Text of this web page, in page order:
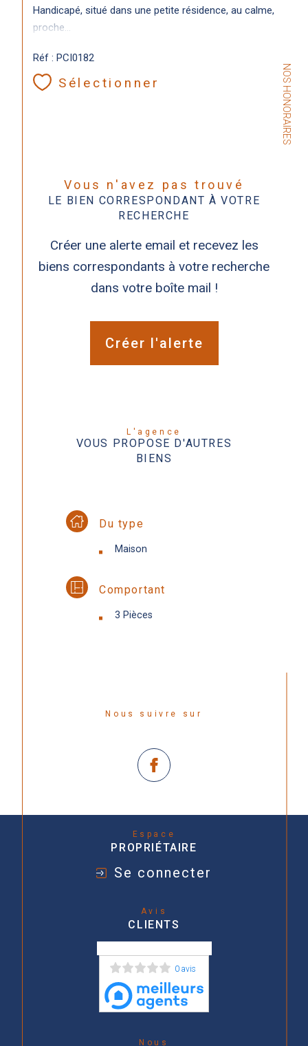
NOS HONORAIRES
Handicapé, situé dans une petite résidence, au calme,
proche...
Réf : PCI0182
Sélectionner
Vous n'avez pas trouvé
LE BIEN CORRESPONDANT À VOTRE
RECHERCHE
Créer une alerte email et recevez les
biens correspondants à votre recherche
dans votre boîte mail !
Créer l'alerte
L'agence
VOUS PROPOSE D'AUTRES
BIENS
Du type
Maison
Comportant
3 Pièces
Nous suivre sur
Espace
PROPRIÉTAIRE
Se connecter
Avis
CLIENTS
0 avis
Nous